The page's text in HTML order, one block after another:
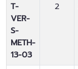
T-
VER-
S-
METH-
13-03
2